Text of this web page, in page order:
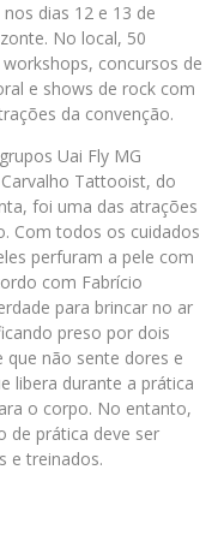
dias 12 e 13 de
No local, 50
concursos de
e shows de rock com
da convenção.
Uai Fly MG
Tattooist, do
foi uma das atrações
Com todos os cuidados
perfuram a pele com
com Fabrício
para brincar no ar
preso por dois
que não sente dores e
libera durante a prática
o corpo. No entanto,
de prática deve ser
e treinados.